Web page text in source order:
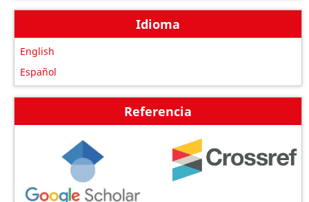
Idioma
English
Español
Referencia